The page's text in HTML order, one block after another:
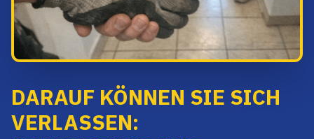
DARAUF KÖNNEN SIE SICH
VERLASSEN: